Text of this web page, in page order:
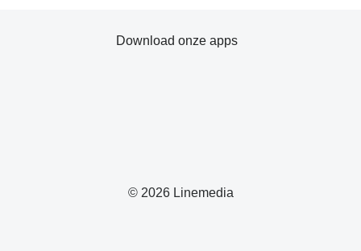
© 2026 Linemedia
Download onze apps